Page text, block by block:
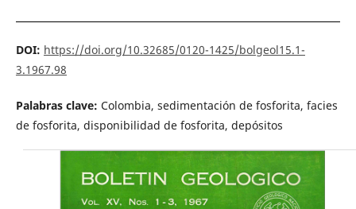
DOI: https://doi.org/10.32685/0120-1425/bolgeol15.1-
3.1967.98
Palabras clave: Colombia, sedimentación de fosforita, facies
de fosforita, disponibilidad de fosforita, depósitos